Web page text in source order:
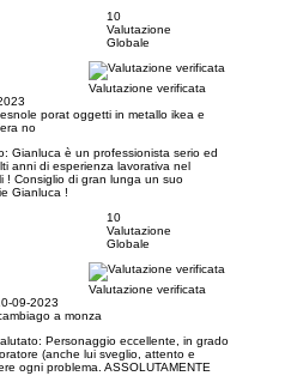
10
Valutazione
Globale
Valutazione verificata
porat oggetti in metallo ikea e
no
Gianluca è un professionista serio ed
anni di esperienza lavorativa nel
! Consiglio di gran lunga un suo
Gianluca !
10
Valutazione
Globale
Valutazione verificata
09-2023
a monza
Personaggio eccellente, in grado
(anche lui sveglio, attento e
ogni problema. ASSOLUTAMENTE